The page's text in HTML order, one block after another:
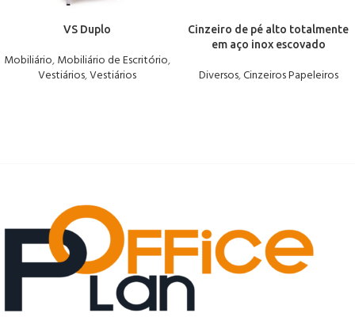
VS Duplo
Mobiliário,Mobiliário de Escritório,
Vestiários,Vestiários
Cinzeiro de pé alto totalmente
em aço inox escovado
Diversos,Cinzeiros Papeleiros